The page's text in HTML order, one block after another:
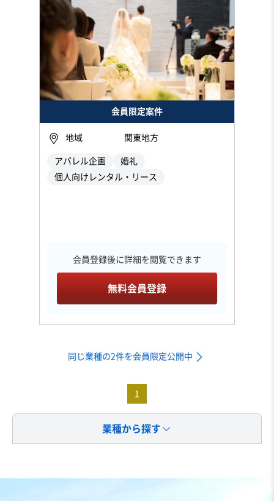
会員限定案件
地域 関東地方
アパレル企画
婚礼
個人向けレンタル・リース
会員登録後に詳細を閲覧できます
無料会員登録
同じ業種の2件を会員限定公開中
1
業種から探す